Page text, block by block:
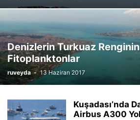
Denizlerin Turkuaz Renginin
Fitoplanktonlar
ruveyda - 13 Haziran 2017
Kuşadası’nda
Airbus A300